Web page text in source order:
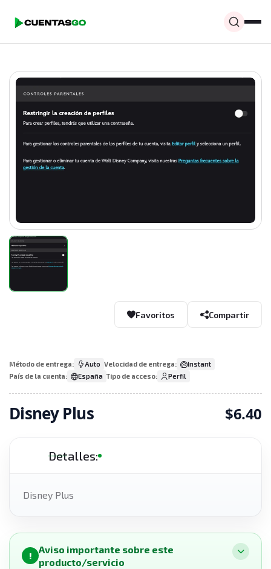
Favoritos Compartir
Método de entrega: Auto Velocidad de entrega:
Instant
País de la cuenta:
España Tipo de acceso: Perfil
Disney Plus $6.40
Detalles:
Disney Plus
!
Aviso importante sobre este
producto/servicio